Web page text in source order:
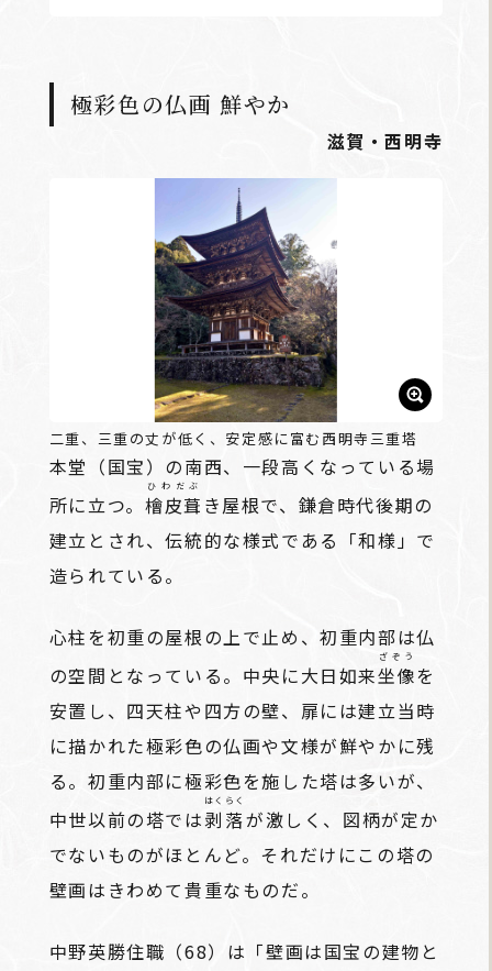
極彩色の仏画 鮮やか
滋賀・西明寺
二重、三重の丈が低く、安定感に富む西明寺三重塔
本堂（国宝）の南西、一段高くなっている場
所に立つ。 檜皮葺
ひわだぶ
き屋根で、鎌倉時代後期の
建立とされ、伝統的な様式である「和様」で
造られている。
心柱を初重の屋根の上で止め、初重内部は仏
の空間となっている。中央に大日如来坐像
ざぞう
を
安置し、四天柱や四方の壁、扉には建立当時
に描かれた極彩色の仏画や文様が鮮やかに残
る。初重内部に極彩色を施した塔は多いが、
中世以前の塔では剥落
はくらく
が激しく、図柄が定か
でないものがほとんど。それだけにこの塔の
壁画はきわめて貴重なものだ。
中野英勝住職（68）は「壁画は国宝の建物と